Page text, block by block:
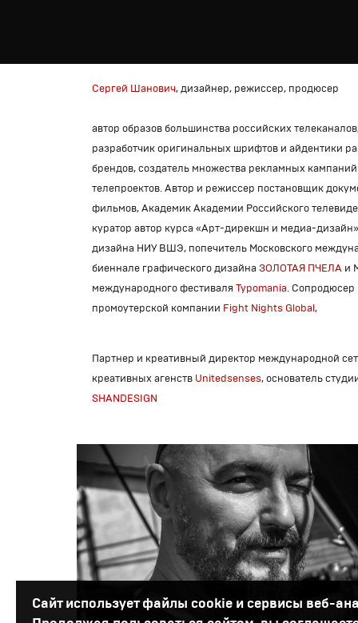
Сергей Шанович, дизайнер, режиссер, продюсер
автор образов большинства российских
разработчик оригинальных шрифтов и айдентики
брендов, создатель множества рекламных
телепроектов. Автор и режиссер постановщик
фильмов, Академик Академии Российского
куратор автор курса «Арт-дирекшн и медиа-
дизайна НИУ ВШЭ, попечитель Московского
биеннале графического дизайнаЗОЛОТАЯ ПЧЕЛА и
международного фестиваля Typomania. Сопродюсер
промоутерской компании Fight Nights Global,
Партнер и креативный директор международной
креативных агенств Unitedsenses, основатель
SHANDESIGN
Сайт использует файлы cookie и сервисы веб-